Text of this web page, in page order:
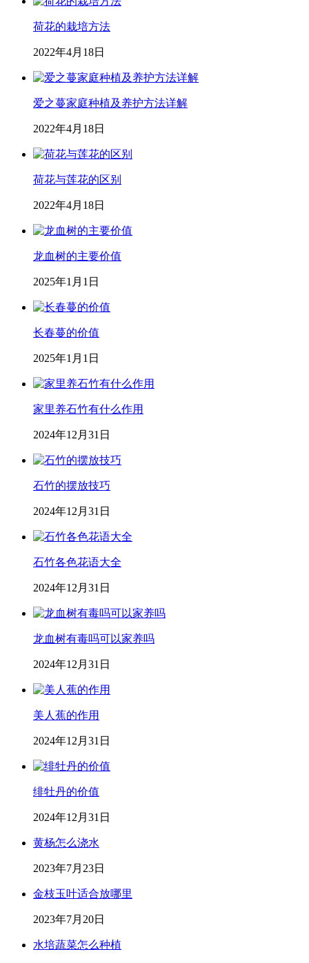
荷花的栽培方法
2022年4月18日
爱之蔓家庭种植及养护方法详解
2022年4月18日
荷花与莲花的区别
2022年4月18日
龙血树的主要价值
2025年1月1日
长春蔓的价值
2025年1月1日
家里养石竹有什么作用
2024年12月31日
石竹的摆放技巧
2024年12月31日
石竹各色花语大全
2024年12月31日
龙血树有毒吗可以家养吗
2024年12月31日
美人蕉的作用
2024年12月31日
绯牡丹的价值
2024年12月31日
黄杨怎么浇水
2023年7月23日
金枝玉叶适合放哪里
2023年7月20日
水培蔬菜怎么种植